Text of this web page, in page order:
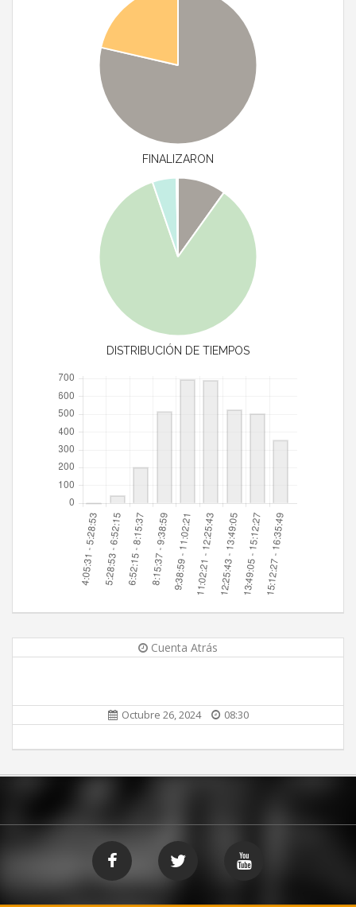
FINALIZARON
DISTRIBUCIÓN DE TIEMPOS
Cuenta Atrás
Octubre 26, 2024 08:30